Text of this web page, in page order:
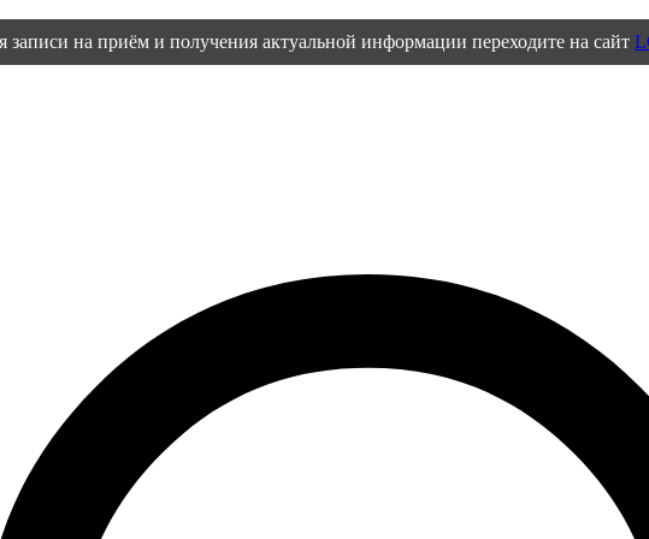
записи на приём и получения актуальной информации переходите на сайт